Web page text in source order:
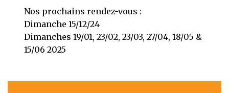
Nos prochains rendez-vous :
Dimanche 15/12/24
Dimanches 19/01, 23/02, 23/03, 27/04, 18/05 &
15/06 2025